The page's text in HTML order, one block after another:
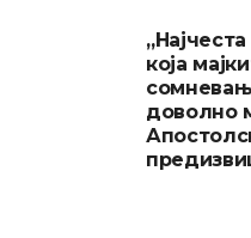
која
доволно